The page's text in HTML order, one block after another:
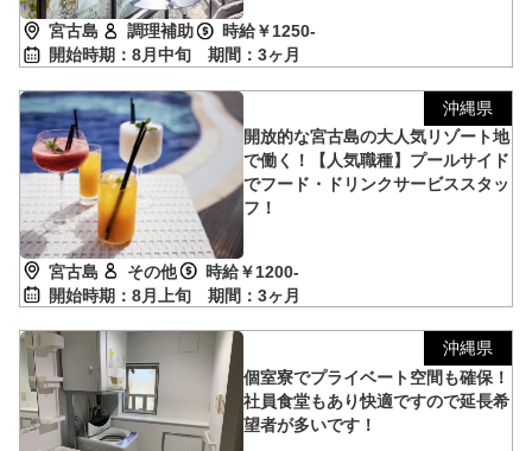
宮古島 調理補助
時給￥1250-
開始時期：8月中旬 期間：3ヶ月
沖縄県
開放的な宮古島の大人気リゾート地
で働く！【人気職種】プールサイド
でフード・ドリンクサービススタッ
フ！
宮古島 その他
時給￥1200-
開始時期：8月上旬 期間：3ヶ月
沖縄県
個室寮でプライベート空間も確保！
社員食堂もあり快適ですので延長希
望者が多いです！